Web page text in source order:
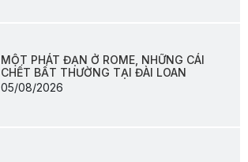
MỘT PHÁT ĐẠN Ở ROME, NHỮNG CÁI
CHẾT BẤT THƯỜNG TẠI ĐÀI LOAN
05/08/2026